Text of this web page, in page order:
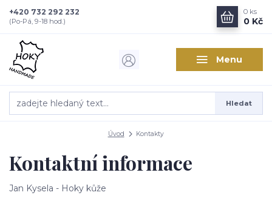
Menu
Hledat
+420 732 292 232
(Po-Pá, 9-18 hod.)
0 ks
0 Kč
Úvod Kontakty
Kontaktní informace
Jan Kysela - Hoky kůže